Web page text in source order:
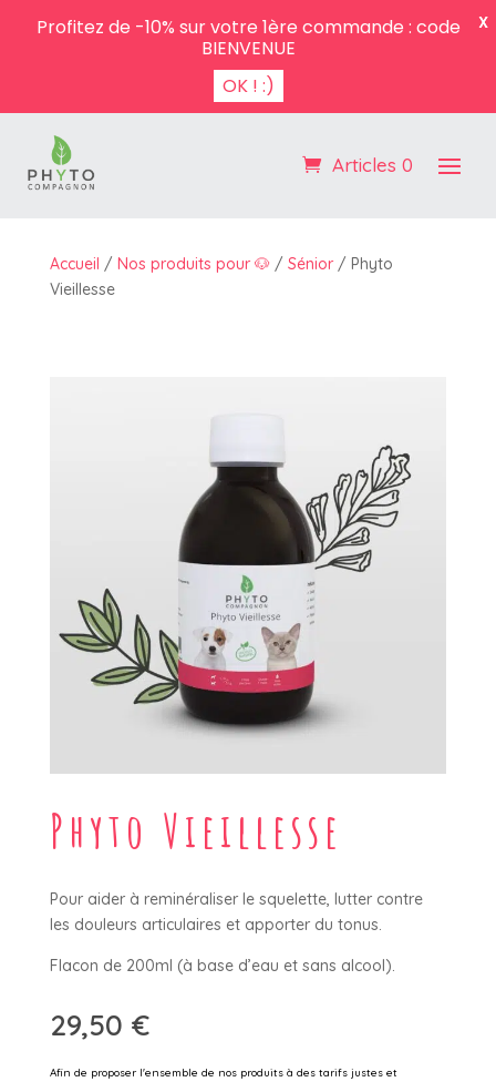
Articles 0
Accueil / Nos produits pour 🐶/ Sénior/ Phyto
Vieillesse
Phyto Vieillesse
Pour aider à reminéraliser le squelette, lutter contre
les douleurs articulaires et apporter du tonus.
Flacon de 200ml (à base d’eau et sans alcool).
29,50 €
Afin de proposer l'ensemble de nos produits à des tarifs justes et
Profitez de -10% sur votre 1ère commande : code
BIENVENUE
OK ! :)
X